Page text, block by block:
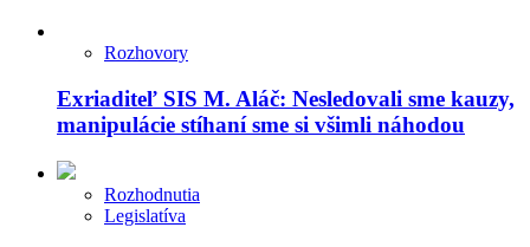
Rozhovory
Exriaditeľ SIS M. Aláč: Nesledovali sme kauzy,
manipulácie stíhaní sme si všimli náhodou
Rozhodnutia
Legislatíva